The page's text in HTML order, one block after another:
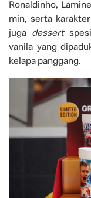
Ronaldinho,
min, serta
juga dessert
vanila yang
kelapa panggang.